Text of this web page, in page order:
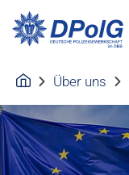
Über uns